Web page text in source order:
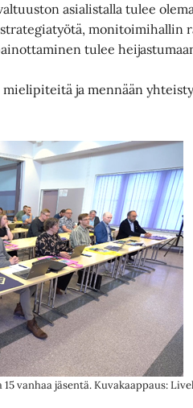
asialistalla tulee
monitoimihallin
tulee
ja mennään
vanhaa jäsentä. Kuvakaappaus: